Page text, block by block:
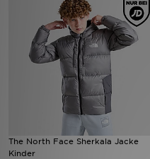
The North Face Sherkala Jacke
Kinder
Lade Die APP
Geschenkkarte
Filialfinder
Meine Nachrichten